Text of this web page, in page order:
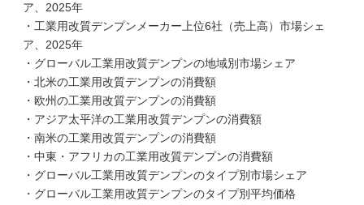
ア、2025年
・工業用改質デンプンメーカー上位6社（売上高）市場シェ
ア、2025年
・グローバル工業用改質デンプンの地域別市場シェア
・北米の工業用改質デンプンの消費額
・欧州の工業用改質デンプンの消費額
・アジア太平洋の工業用改質デンプンの消費額
・南米の工業用改質デンプンの消費額
・中東・アフリカの工業用改質デンプンの消費額
・グローバル工業用改質デンプンのタイプ別市場シェア
・グローバル工業用改質デンプンのタイプ別平均価格